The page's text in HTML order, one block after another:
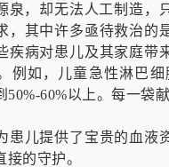
泉，却无法人工制造，
，其中许多亟待救治的
疾病对患儿及其家庭带
例如，儿童急性淋巴
50%-60%以上。每一袋
患儿提供了宝贵的血液
的守护。